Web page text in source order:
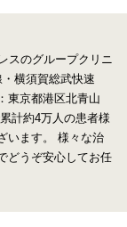
スのグループクリニ
横須賀総武快速
東京都港区北青山
計約4万人の患者様
ます。
様々な治
どうぞ安心してお任